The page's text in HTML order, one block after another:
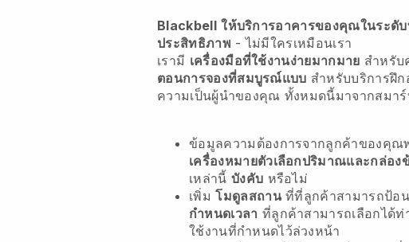
Blackbell ให้บริการอาคารของคุณในระดั
ประสิทธิภาพ - ไม่มีใครเหมือนเรา
เรามี เครื่องมือที่ใช้งานง่ายมากมาย สำหรั
ตอนการจองที่สมบูรณ์แบบ สำหรับบริการฝึ
ความเป็นผู้นำของคุณ ทั้งหมดนี้มาจากสมา
ข้อมูลความต้องการจากลูกค้าของคุณ
เครื่องหมายตัวเลือกปริมาณและกล่อง
เหล่านี้ บังคับ หรือไม่
เพิ่มโมดูลสถานที่ที่ลูกค้าสามารถป้อ
กำหนดเวลา ที่ลูกค้าสามารถเลือกได้
ใช้งานที่กำหนดไว้ล่วงหน้า